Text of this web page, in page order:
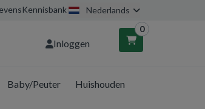
Kennisbank Nederlands
Inloggen
0
Baby/Peuter Huishouden